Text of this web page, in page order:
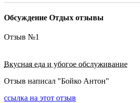
Обсуждение Отдых отзывы
Отзыв №1
Вкусная еда и убогое обслуживание
Отзыв написал "Бойко Антон"
ссылка на этот отзыв